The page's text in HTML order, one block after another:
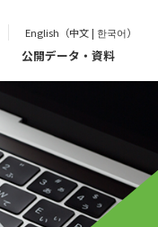
English（中文 | 한국어）
公開データ・資料